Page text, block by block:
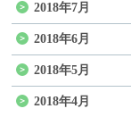
2018年7月
2018年6月
2018年5月
2018年4月